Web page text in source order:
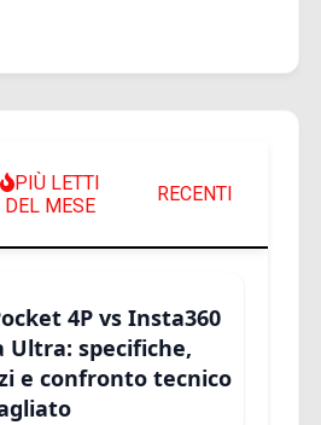
PIÙ LETTI
DEL MESE
RECENTI
4P vs Insta360
Ultra: specifiche,
e confronto tecnico